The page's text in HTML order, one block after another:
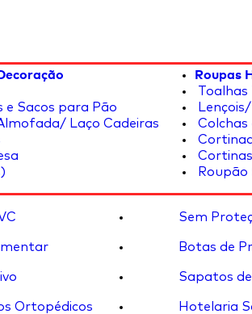
e Sacos para Pão
Laço Cadeiras
Roupas
Toalhas
Colchas
Ortopédicos
Sem
Botas de
Sapatos
Hotelaria